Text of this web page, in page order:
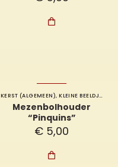

KERST (ALGEMEEN),KLEINE BEELDJES
Mezenbolhouder
“Pinquins”
€ 5,00
